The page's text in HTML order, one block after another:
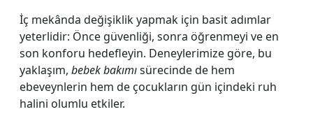
İç mekânda değişiklik yapmak için basit adımlar
yeterlidir: Önce güvenliği, sonra öğrenmeyi ve en
son konforu hedefleyin. Deneylerimize göre, bu
yaklaşım, bebek bakımısürecinde de hem
ebeveynlerin hem de çocukların gün içindeki ruh
halini olumlu etkiler.